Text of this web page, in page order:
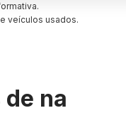
veículos usados.
de na